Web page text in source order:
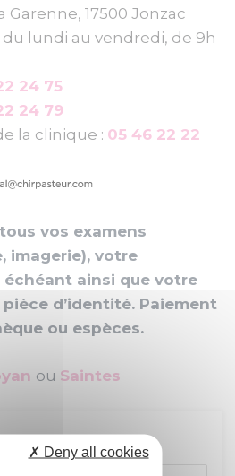
Garenne, 17500 Jonzac
lundi au vendredi, de 9h
24 75
24 79
la clinique : 05 46 22 22
vos examens
imagerie), votre
ainsi que votre
d’identité. Paiement
ou espèces.
ou Saintes
Téléphone
✗ Deny all cookies